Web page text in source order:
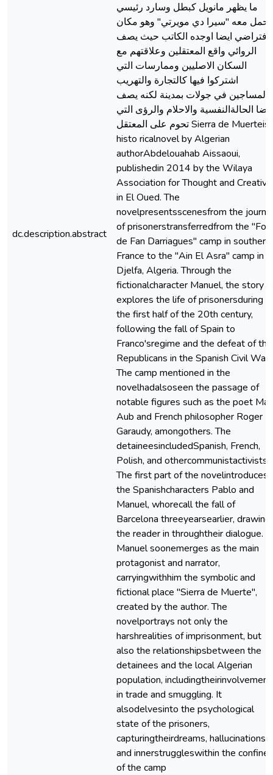
dc.description.abstract
ما يظهر مانويل كبطل وسارد رئيسي
يحمل معه "سيرا دي مويرتي" وهو مكان
افتراضي ايضا اوجده الكاتب حيث يصف
الروائي واقع المعتقلين وعلاقتهم مع
السكان الاصليين وممارسات التي
اشتركوا فيها كالتجارة والتهريب
المساجين في جولات بمدينة لكنه يصف
ايضا الحالةالنفسية والاحلام والرؤى التي
تحوم على المعتقل Sierra de Muerteis a
histo ricalnovel by Algerian
authorAbdelouahab Aissaoui,
publishedin 2014 by the Wilaya
Association for Thought and
in El Oued. The
novelpresentsscenesfrom the
of prisonerstransferredfrom the "Fort
de Fan Darriagues" camp in southern
France to the "Ain El Asra" camp in
Djelfa, Algeria. Through the
fictionalcharacter Manuel, the story
explores the life of prisonersduring
the first half of the 20th century,
following the fall of Spain to
Franco'sregime and the defeat of the
Republicans in the Spanish Civil War.
The camp mentioned in the
novelhadalsoseen the passage of
notable figures such as the poet Max
Aub and French philosopher Roger
Garaudy, amongothers. The
detaineesincludedSpanish, French,
Polish, and othercommunistactivists.
The first part of the novelintroduces
the Spanishcharacters Pablo and
Manuel, whorecall the fall of
Barcelona threeyearsearlier, drawing
the reader in throughtheir dialogue.
Manuel soonemerges as the main
protagonist and narrator,
carryingwithhim the symbolic and
fictional place "Sierra de Muerte",
created by the author. The
novelportrays not only the
harshrealities of imprisonment, but
also the relationshipsbetween the
detainees and the local Algerian
population, includingtheirinvolvement
in trade and smuggling. It
alsodelvesinto the psychological
state of the prisoners,
capturingtheirdreams, hallucinations,
and innerstruggleswithin the confines
of the camp